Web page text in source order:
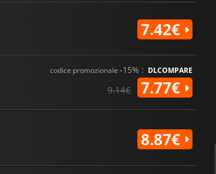
7.42€
codice promozionale -15% : DLCOMPARE
9.14€ 7.77€
8.87€